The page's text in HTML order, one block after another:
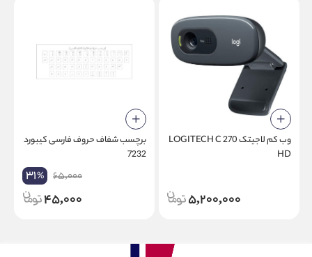
وب کم لاجیتک LOGITECH C 270
HD
5,200,000
برچسب شفاف حروف فارسی کیبورد
7232
65,000
31%
45,000